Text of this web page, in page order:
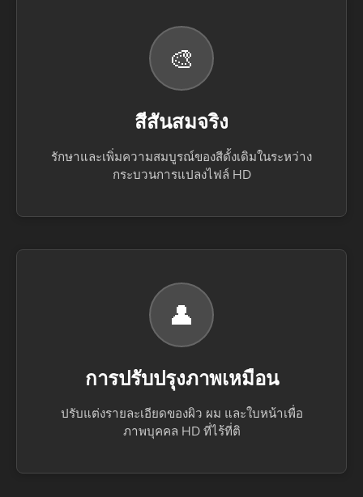
🎨
สีสันสมจริง
รักษาและเพิ่มความสมบูรณ์ของสีดั้งเดิมในระหว่าง
กระบวนการแปลงไฟล์ HD
👤
การปรับปรุงภาพเหมือน
ปรับแต่งรายละเอียดของผิว ผม และใบหน้าเพื่อ
ภาพบุคคล HD ที่ไร้ที่ติ